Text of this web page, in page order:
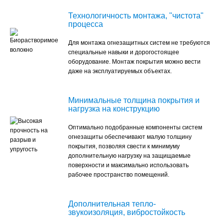
Технологичность монтажа, "чистота"
процесса
Для монтажа огнезащитных систем не требуются
специальные навыки и дорогостоящее
оборудование. Монтаж покрытия можно вести
даже на эксплуатируемых объектах.
Минимальные толщина покрытия и
нагрузка на конструкцию
Оптимально подобранные компоненты систем
огнезащиты обеспечивают малую толщину
покрытия, позволяя свести к минимуму
дополнительную нагрузку на защищаемые
поверхности и максимально использовать
рабочее пространство помещений.
Дополнительная тепло-
звукоизоляция, вибростойкость